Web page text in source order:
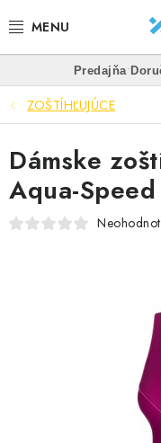
na
PLÁVANIE
ŠNORCHLOVANIE
FREEDIVING
SPEARFISHING
Predajňa•
ZOŠTÍHĽUJÚCE
Dámske
Aqua-